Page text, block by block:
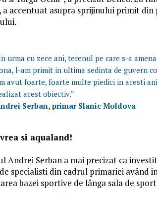
a accentuat asupra sprijinului primit
urma cu zece ani, terenul pe care s-a
l-am primit in ultima sedinta de guvern
avut foarte, foarte multe piedici in acesti
acest obiectiv.”
Serban, primar Slanic Moldova
si aqualand!
Andrei Serban a mai precizat ca
specialisti din cadrul primariei având
bazei sportive de lânga sala de